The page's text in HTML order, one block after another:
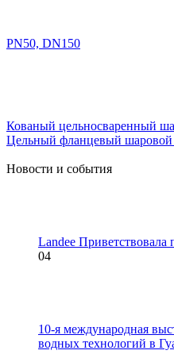
PN50, DN150
Кованый цельносваренный
Цельный фланцевый
Новости и события
Landee Приветствовала
04
10-я международная
водных технологий в